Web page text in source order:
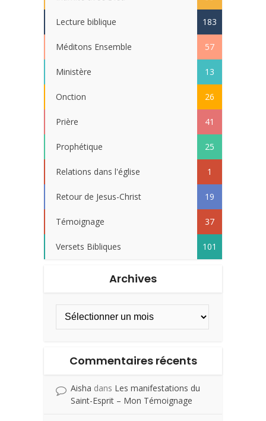
Lecture biblique 183
Méditons Ensemble 57
Ministère 13
Onction 26
Prière 41
Prophétique 25
Relations dans l'église 1
Retour de Jesus-Christ 19
Témoignage 37
Versets Bibliques 101
Archives
Commentaires récents
Aisha dans Les manifestations du
Saint-Esprit – Mon Témoignage